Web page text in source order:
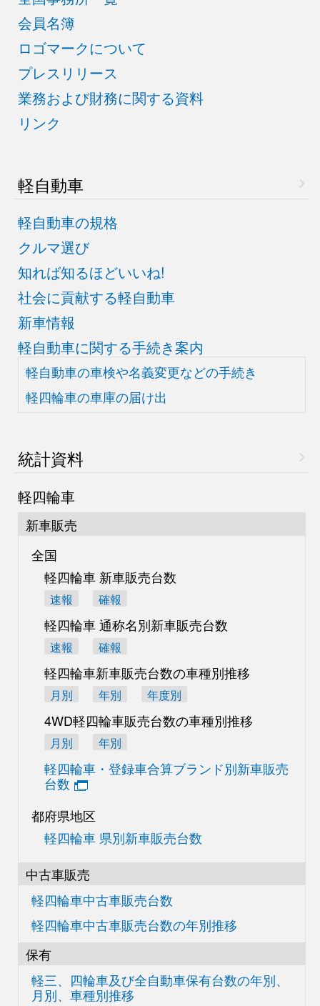
会員名簿
ロゴマークについて
プレスリリース
業務および財務に関する資料
リンク
軽自動車
軽自動車の規格
クルマ選び
知れば知るほどいいね!
社会に貢献する軽自動車
新車情報
軽自動車に関する手続き案内
軽自動車の車検や名義変更などの手続き
軽四輪車の車庫の届け出
統計資料
軽四輪車
新車販売
全国
軽四輪車 新車販売台数
速報 確報
軽四輪車 通称名別新車販売台数
速報 確報
軽四輪車新車販売台数の車種別推移
月別 年別 年度別
4WD軽四輪車販売台数の車種別推移
月別 年別
軽四輪車・登録車合算ブランド別新車販売
台数
都府県地区
軽四輪車 県別新車販売台数
中古車販売
軽四輪車中古車販売台数
軽四輪車中古車販売台数の年別推移
保有
軽三、四輪車及び全自動車保有台数の年別、
月別、車種別推移